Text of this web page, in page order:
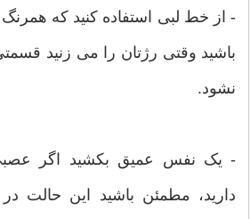
- از خط لبی استفاده کنید که
باشید وقتی رژتان را می زنید
نشود.
- یک نفس عمیق بکشید اگر
دارید، مطمئن باشید این